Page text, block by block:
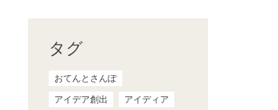
タグ
おてんとさんぽ
アイデア創出
アイディア